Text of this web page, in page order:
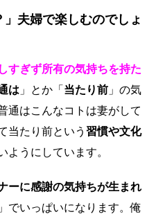
夫婦で楽しむのでしょ
すぎず所有の気持ちを持た
は 」とか「 当たり前 」の気
通はこんなコトは妻がして
当たり前という 習慣や文化
ようにしています。
ーに感謝の気持ちが生まれ
」でいっぱいになります。俺